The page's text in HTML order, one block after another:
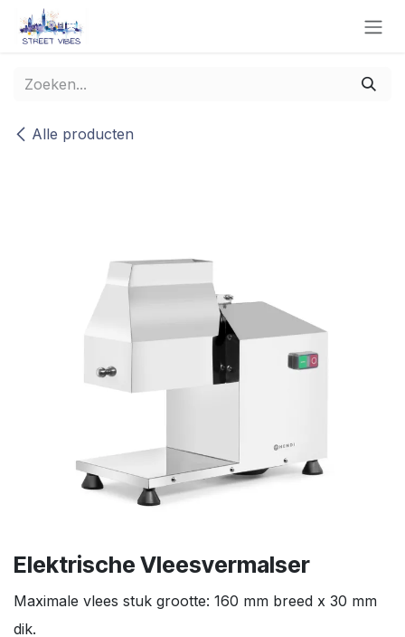
Overslaan naar inhoud
Alle producten
Elektrische Vleesvermalser
Maximale vlees stuk grootte: 160 mm breed x 30 mm
dik.